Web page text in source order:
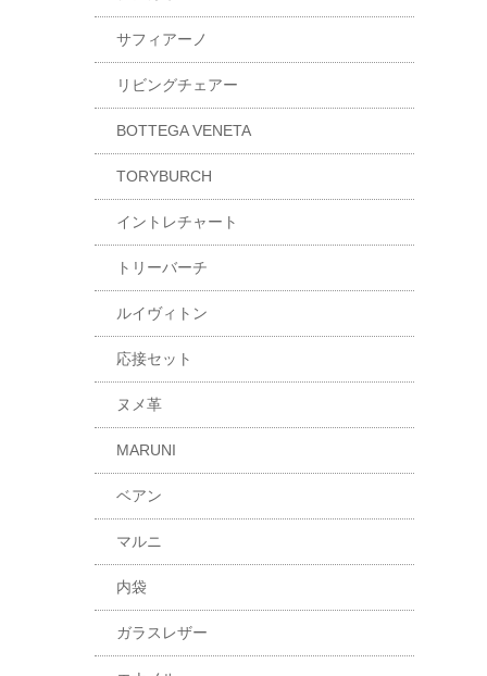
サフィアーノ
リビングチェアー
BOTTEGA VENETA
TORYBURCH
イントレチャート
トリーバーチ
ルイヴィトン
応接セット
ヌメ革
MARUNI
ベアン
マルニ
内袋
ガラスレザー